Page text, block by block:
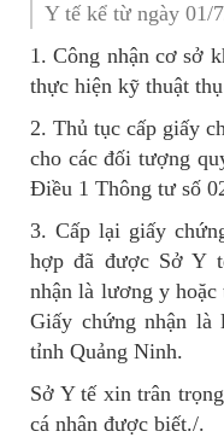
Y tế kể từ ngày 01/
1. Công nhận cơ sở
thực hiện kỹ thuật
2. Thủ tục cấp giấy
cho các đối tượng
Điều 1 Thông tư số
3. Cấp lại giấy
hợp đã được Sở Y
nhận là lương y
Giấy chứng nhận là
tỉnh Quảng Ninh.
Sở Y tế xin trân
cá nhân được biết./.